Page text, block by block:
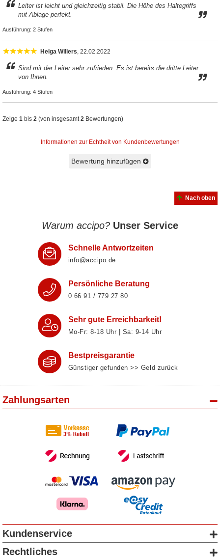
Leiter ist leicht und gleichzeitig stabil. Die Höhe des Haltegriffs
mit Ablage perfekt.
Ausführung: 2 Stufen
Helga Willers, 22.02.2022
Sind mit der Leiter sehr zufrieden. Es ist bereits die dritte Leiter
von Ihnen.
Ausführung: 4 Stufen
Zeige 1 bis 2 (von insgesamt2 Bewertungen)
Informationen zur Echtheit von Kundenbewertungen
Bewertung hinzufügen
Nach oben
Warum accipo? Unser Service
Schnelle Antwortzeiten
info@accipo.de
Persönliche Beratung
0 66 91 / 779 27 80
Sehr gute Erreichbarkeit!
Mo-Fr: 8‑18 Uhr | Sa: 9‑14 Uhr
Bestpreisgarantie
Günstiger gefunden >> Geld zurück
Zahlungsarten
Kundenservice
Rechtliches